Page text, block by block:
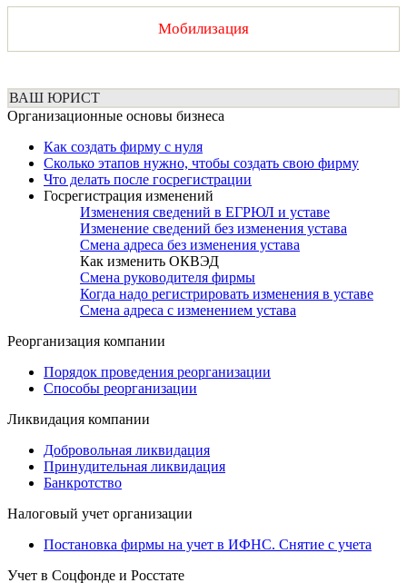
Мобилизация
ВАШ ЮРИСТ
Организационные основы бизнеса
Как создать фирму с нуля
Сколько этапов нужно, чтобы создать свою фирму
Что делать после госрегистрации
Госрегистрация изменений
Изменения сведений в ЕГРЮЛ и уставе
Изменение сведений без изменения устава
Смена адреса без изменения устава
Как изменить ОКВЭД
Смена руководителя фирмы
Когда надо регистрировать изменения в уставе
Смена адреса с изменением устава
Реорганизация компании
Порядок проведения реорганизации
Способы реорганизации
Ликвидация компании
Добровольная ликвидация
Принудительная ликвидация
Банкротство
Налоговый учет организации
Постановка фирмы на учет в ИФНС. Снятие с учета
Учет в Соцфонде и Росстате